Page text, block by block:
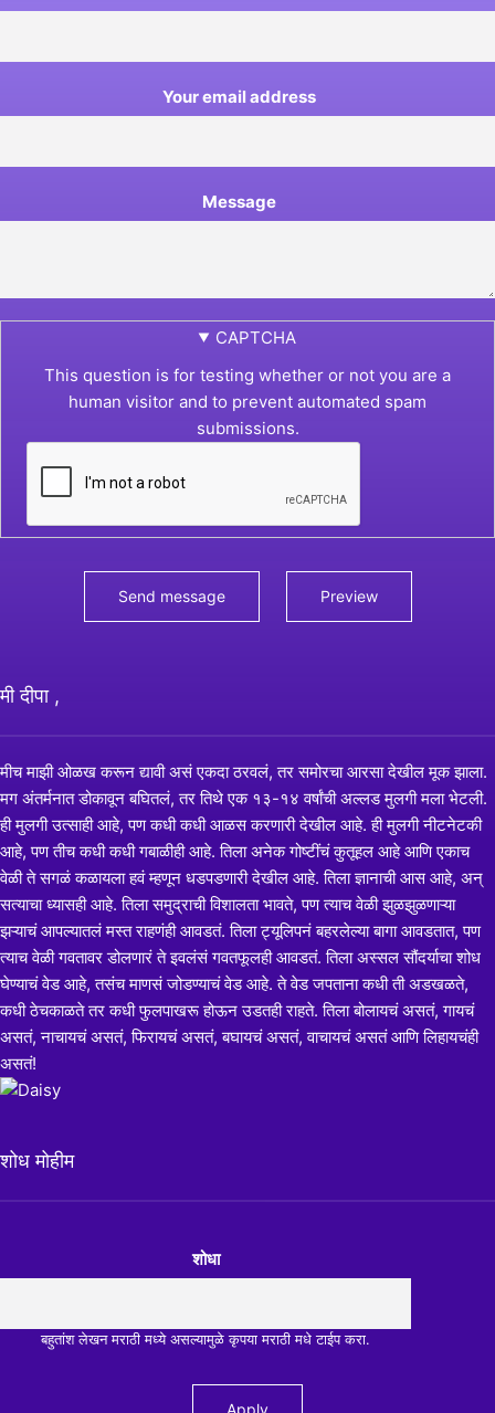
Your email address
Message
CAPTCHA
This question is for testing whether or not you are a
human visitor and to prevent automated spam
submissions.
मी दीपा ,
मीच माझी ओळख करून द्यावी असं एकदा ठरवलं, तर समोरचा आरसा देखील मूक झाला.
मग अंतर्मनात डोकावून बघितलं, तर तिथे एक १३-१४ वर्षांची अल्लड मुलगी मला भेटली.
ही मुलगी उत्साही आहे, पण कधी कधी आळस करणारी देखील आहे. ही मुलगी नीटनेटकी
आहे, पण तीच कधी कधी गबाळीही आहे. तिला अनेक गोष्टींचं कुतूहल आहे आणि एकाच
वेळी ते सगळं कळायला हवं म्हणून धडपडणारी देखील आहे. तिला ज्ञानाची आस आहे, अन्
सत्याचा ध्यासही आहे. तिला समुद्राची विशालता भावते, पण त्याच वेळी झुळझुळणाऱ्या
झऱ्याचं आपल्यातलं मस्त राहणंही आवडतं. तिला ट्यूलिपनं बहरलेल्या बागा आवडतात, पण
त्याच वेळी गवतावर डोलणारं ते इवलंसं गवतफूलही आवडतं. तिला अस्सल सौंदर्याचा शोध
घेण्याचं वेड आहे, तसंच माणसं जोडण्याचं वेड आहे. ते वेड जपताना कधी ती अडखळते,
कधी ठेचकाळते तर कधी फुलपाखरू होऊन उडतही राहते. तिला बोलायचं असतं, गायचं
असतं, नाचायचं असतं, फिरायचं असतं, बघायचं असतं, वाचायचं असतं आणि लिहायचंही
असतं!
शोध मोहीम
शोधा
बहुतांश लेखन मराठी मध्ये असल्यामुळे कृपया मराठी मधे टाईप करा.